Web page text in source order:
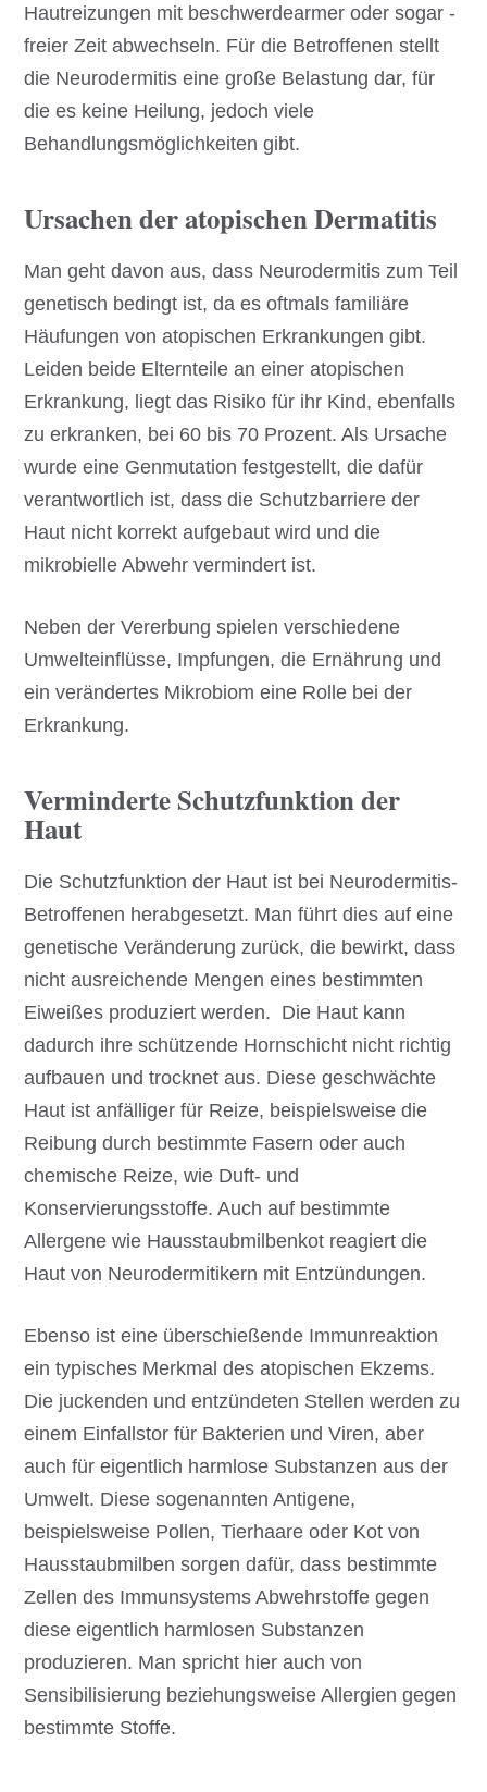
Hautreizungen mit beschwerdearmer oder sogar -
freier Zeit abwechseln. Für die Betroffenen stellt
die Neurodermitis eine große Belastung dar, für
die es keine Heilung, jedoch viele
Behandlungsmöglichkeiten gibt.
Ursachen der atopischen Dermatitis
Man geht davon aus, dass Neurodermitis zum Teil
genetisch bedingt ist, da es oftmals familiäre
Häufungen von atopischen Erkrankungen gibt.
Leiden beide Elternteile an einer atopischen
Erkrankung, liegt das Risiko für ihr Kind, ebenfalls
zu erkranken, bei 60 bis 70 Prozent. Als Ursache
wurde eine Genmutation festgestellt, die dafür
verantwortlich ist, dass die Schutzbarriere der
Haut nicht korrekt aufgebaut wird und die
mikrobielle Abwehr vermindert ist.
Neben der Vererbung spielen verschiedene
Umwelteinflüsse, Impfungen, die Ernährung und
ein verändertes Mikrobiom eine Rolle bei der
Erkrankung.
Verminderte Schutzfunktion der
Haut
Die Schutzfunktion der Haut ist bei Neurodermitis-
Betroffenen herabgesetzt. Man führt dies auf eine
genetische Veränderung zurück, die bewirkt, dass
nicht ausreichende Mengen eines bestimmten
Eiweißes produziert werden. Die Haut kann
dadurch ihre schützende Hornschicht nicht richtig
aufbauen und trocknet aus. Diese geschwächte
Haut ist anfälliger für Reize, beispielsweise die
Reibung durch bestimmte Fasern oder auch
chemische Reize, wie Duft- und
Konservierungsstoffe. Auch auf bestimmte
Allergene wie Hausstaubmilbenkot reagiert die
Haut von Neurodermitikern mit Entzündungen.
Ebenso ist eine überschießende Immunreaktion
ein typisches Merkmal des atopischen Ekzems.
Die juckenden und entzündeten Stellen werden zu
einem Einfallstor für Bakterien und Viren, aber
auch für eigentlich harmlose Substanzen aus der
Umwelt. Diese sogenannten Antigene,
beispielsweise Pollen, Tierhaare oder Kot von
Hausstaubmilben sorgen dafür, dass bestimmte
Zellen des Immunsystems Abwehrstoffe gegen
diese eigentlich harmlosen Substanzen
produzieren. Man spricht hier auch von
Sensibilisierung beziehungsweise Allergien gegen
bestimmte Stoffe.